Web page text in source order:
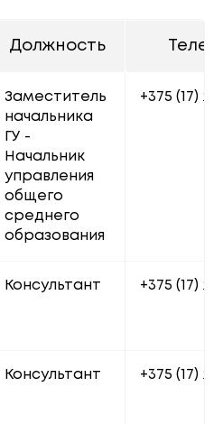
Должность
Заместитель
начальника
ГУ -
Начальник
управления
общего
среднего
образования
+375 (17)
Консультант +375 (17)
Консультант +375 (17)